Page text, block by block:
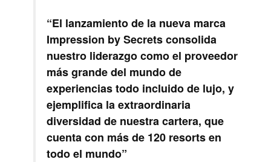
“El lanzamiento de la nueva marca
Impression by Secrets consolida
nuestro liderazgo como el proveedor
más grande del mundo de
experiencias todo incluido de lujo, y
ejemplifica la extraordinaria
diversidad de nuestra cartera, que
cuenta con más de 120 resorts en
todo el mundo”